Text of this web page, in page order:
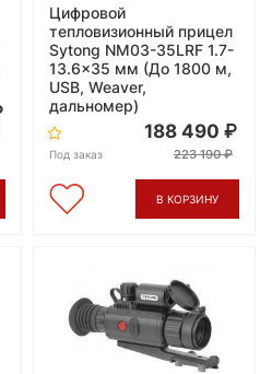
Цифровой
тепловизионный прицел
Sytong NM03-35LRF 1.7-
13.6x35 мм (До 1800 м,
USB, Weaver,
дальномер)
Под заказ
188 490
223 190
В КОРЗИНУ